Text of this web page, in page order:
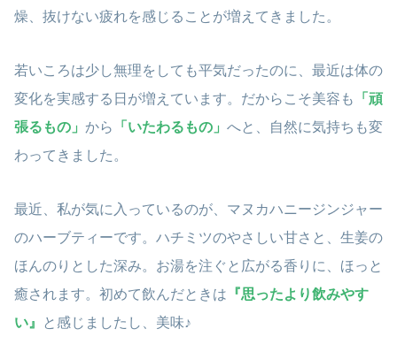
燥、抜けない疲れを感じることが増えてきました。
若いころは少し無理をしても平気だったのに、最近は体の
変化を実感する日が増えています。だからこそ美容も
「頑
張るもの」 から 「いたわるもの」 へと、自然に気持ちも変
わってきました。
最近、私が気に入っているのが、マヌカハニージンジャー
のハーブティーです。ハチミツのやさしい甘さと、生姜の
ほんのりとした深み。お湯を注ぐと広がる香りに、ほっと
癒されます。初めて飲んだときは 『思ったより飲みやす
い』
と感じましたし、美味♪